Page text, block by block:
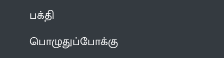
பக்தி
பொழுதுப்போக்கு